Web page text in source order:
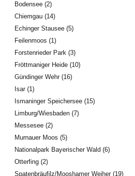
Bodensee (2)
Chiemgau (14)
Echinger Stausee (5)
Feilenmoos (1)
Forstenrieder Park (3)
Fröttmaniger Heide (10)
Gündinger Wehr(16)
Isar(1)
Ismaninger Speichersee (15)
Limburg/Wiesbaden (7)
Messesee (2)
Murnauer Moos (5)
Nationalpark Bayerischer Wald (6)
Otterfing (2)
Spatenbräufilz/Mooshamer Weiher(19)